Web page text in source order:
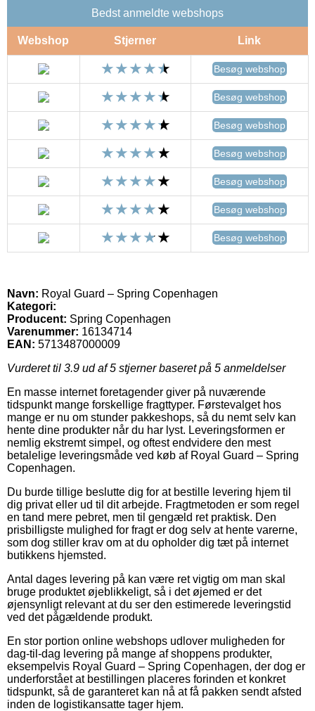
Bedst anmeldte webshops
Webshop Stjerner Link
Besøg webshop
Besøg webshop
Besøg webshop
Besøg webshop
Besøg webshop
Besøg webshop
Besøg webshop
Navn: Royal Guard – Spring Copenhagen
Kategori:
Producent: Spring Copenhagen
Varenummer: 16134714
EAN: 5713487000009
Vurderet til 3.9 ud af 5 stjerner baseret på 5 anmeldelser
En masse internet foretagender giver på nuværende
tidspunkt mange forskellige fragttyper. Førstevalget hos
mange er nu om stunder pakkeshops, så du nemt selv kan
hente dine produkter når du har lyst. Leveringsformen er
nemlig ekstremt simpel, og oftest endvidere den mest
betalelige leveringsmåde ved køb af Royal Guard – Spring
Copenhagen.
Du burde tillige beslutte dig for at bestille levering hjem til
dig privat eller ud til dit arbejde. Fragtmetoden er som regel
en tand mere pebret, men til gengæld ret praktisk. Den
prisbilligste mulighed for fragt er dog selv at hente varerne,
som dog stiller krav om at du opholder dig tæt på internet
butikkens hjemsted.
Antal dages levering på kan være ret vigtig om man skal
bruge produktet øjeblikkeligt, så i det øjemed er det
øjensynligt relevant at du ser den estimerede leveringstid
ved det pågældende produkt.
En stor portion online webshops udlover muligheden for
dag-til-dag levering på mange af shoppens produkter,
eksempelvis Royal Guard – Spring Copenhagen, der dog er
underforstået at bestillingen placeres forinden et konkret
tidspunkt, så de garanteret kan nå at få pakken sendt afsted
inden de logistikansatte tager hjem.